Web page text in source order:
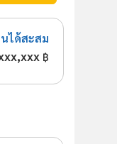
ได้สะสม
฿